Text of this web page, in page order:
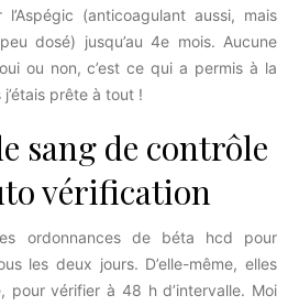
(anticoagulant aussi, mais
dosé) jusqu’au 4e mois. Aucune
ou non, c’est ce qui a permis à la
prête à tout !
sang de contrôle
vérification
ordonnances de béta hcd pour
les deux jours. D’elle-même, elles
pour vérifier à 48 h d’intervalle. Moi